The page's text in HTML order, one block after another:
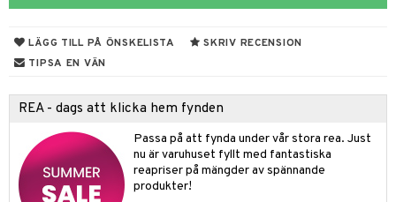
LÄGG TILL PÅ ÖNSKELISTA
SKRIV RECENSION
TIPSA EN VÄN
REA - dags att klicka hem fynden
Passa på att fynda under vår stora rea. Just
nu är varuhuset fyllt med fantastiska
reapriser på mängder av spännande
produkter!
i form
Blåsor